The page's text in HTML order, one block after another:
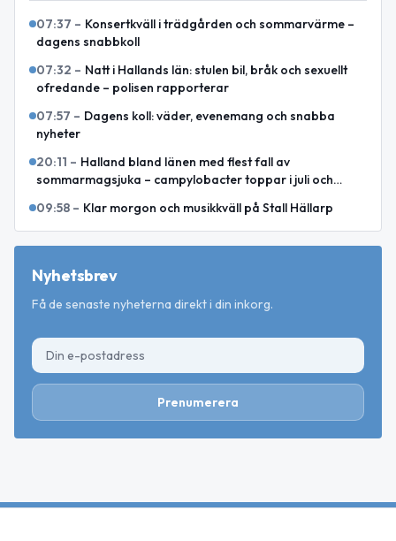
07:37 – Konsertkväll i trädgården och sommarvärme –
dagens snabbkoll
07:32 – Natt i Hallands län: stulen bil, bråk och sexuellt
ofredande – polisen rapporterar
07:57 – Dagens koll: väder, evenemang och snabba
nyheter
20:11 – Halland bland länen med flest fall av
sommarmagsjuka – campylobacter toppar i juli och
09:58 – Klar morgon och musikkväll på Stall Hällarp
Nyhetsbrev
Få de senaste nyheterna direkt i din inkorg.
Prenumerera